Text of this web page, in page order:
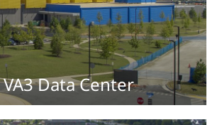
Data Center